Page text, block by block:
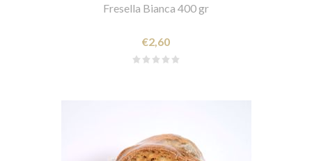
Fresella Bianca 400 gr
€2,60